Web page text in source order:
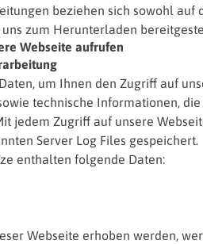
beziehen sich sowohl auf
zum Herunterladen
Webseite aufrufen
um Ihnen den Zugriff auf
technische Informationen,
jedem Zugriff auf unsere
Server Log Files gespeichert.
enthalten folgende Daten:
Webseite erhoben werden,